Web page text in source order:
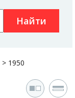
Найти
> 1950